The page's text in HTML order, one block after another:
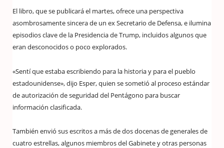
El libro, que se publicará el martes, ofrece una perspectiva
asombrosamente sincera de un ex Secretario de Defensa, e ilumina
episodios clave de la Presidencia de Trump, incluidos algunos que
eran desconocidos o poco explorados.
«Sentí que estaba escribiendo para la historia y para el pueblo
estadounidense», dijo Esper, quien se sometió al proceso estándar
de autorización de seguridad del Pentágono para buscar
información clasificada.
También envió sus escritos a más de dos docenas de generales de
cuatro estrellas, algunos miembros del Gabinete y otras personas